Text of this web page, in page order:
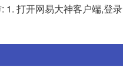
1. 打开网易大神客户端,登录